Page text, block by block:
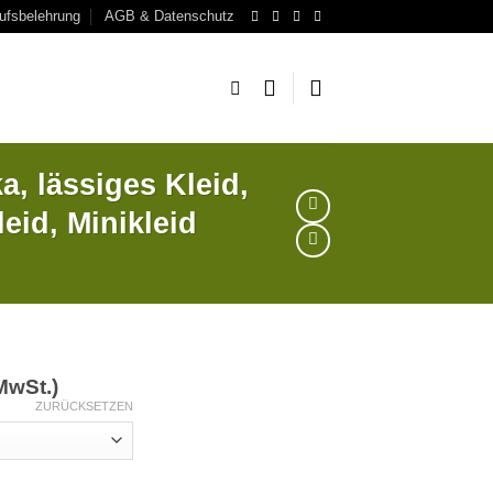
AGB & Datenschutz
lässiges Kleid,
Minikleid
ZURÜCKSETZEN